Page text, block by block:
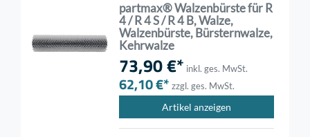
partmax® Walzenbürste für R
4 / R 4 S / R 4 B, Walze,
Walzenbürste, Bürsternwalze,
Kehrwalze
73,90 €* inkl. ges. MwSt.
62,10 €* zzgl. ges. MwSt.
Artikel anzeigen